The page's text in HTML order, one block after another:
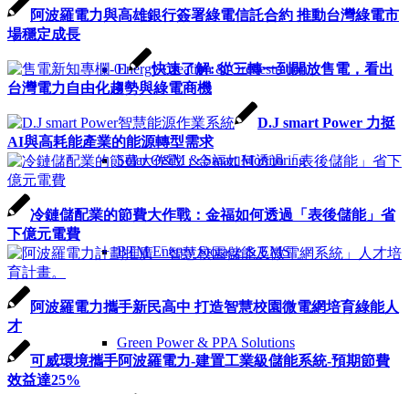
Energy Creation & Orchestration
Solar O&M & Smart Monitoring
BTM Energy Storage & EMS
Green Power & PPA Solutions
阿波羅電力與高雄銀行簽署綠電信託合約 推動台灣綠電市
場穩定成長
快速了解: 從三轉一到開放售電，看出
台灣電力自由化趨勢與綠電商機
D.J smart Power 力挺
AI與高耗能產業的能源轉型需求
冷鏈儲配業的節費大作戰：金福如何透過「表後儲能」省
下億元電費
阿波羅電力攜手新民高中 打造智慧校園微電網培育綠能人
才
可威環境攜手阿波羅電力-建置工業級儲能系統-預期節費
效益達25%